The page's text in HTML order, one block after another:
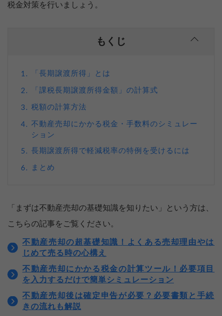
税金対策を行いましょう。
もくじ
1. 「長期譲渡所得」とは
2. 「課税長期譲渡所得金額」の計算式
3. 税額の計算方法
4. 不動産売却にかかる税金・手数料のシミュレー
ション
5. 長期譲渡所得で軽減税率の特例を受けるには
6. まとめ
「まずは不動産売却の基礎知識を知りたい」という方は、
こちらの記事をご覧ください。
不動産売却の超基礎知識！よくある売却理由やは
じめて売る時の心構え
不動産売却にかかる税金の計算ツール！必要項目
を入力するだけで簡単シミュレーション
不動産売却後は確定申告が必要？必要書類と手続
きの流れも解説